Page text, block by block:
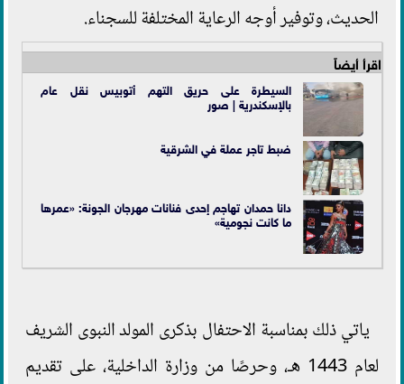
الحديث، وتوفير أوجه الرعاية المختلفة للسجناء.
اقرأ أيضاً
السيطرة على حريق التهم أتوبيس نقل عام
بالإسكندرية | صور
ضبط تاجر عملة في الشرقية
دانا حمدان تهاجم إحدى فنانات مهرجان الجونة: «عمرها
ما كانت نجومية»
ياتي ذلك بمناسبة الاحتفال بذكرى المولد النبوى الشريف
لعام 1443 هـ، وحرصًا من وزارة الداخلية، على تقديم